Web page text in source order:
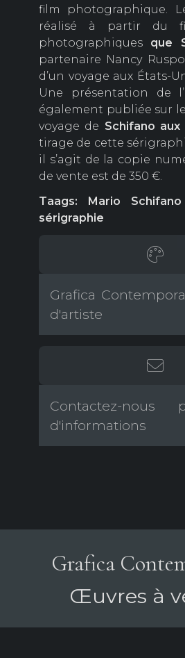
film photographique.
réalisé à partir du
photographiques que
partenaire Nancy
d’un voyage aux États-
Une présentation de
également publiée sur
voyage de Schifano aux
tirage de cette
il s’agit de la copie
de vente est de 350 €.
Taags: Mario
sérigraphie
Grafica
d'artiste
Contactez-nous
d'informations
Grafica
Œuvres à